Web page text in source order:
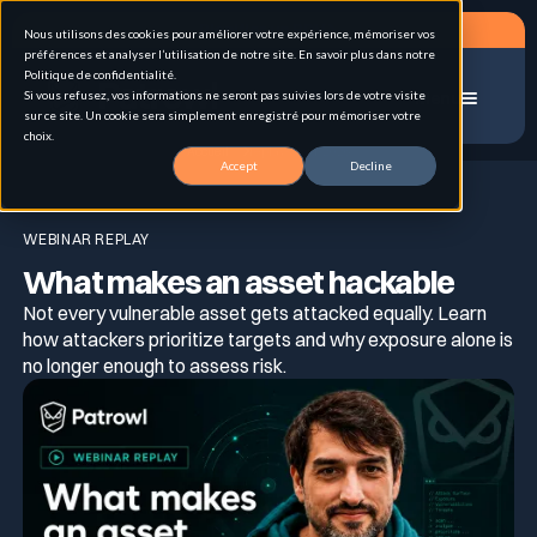
Nous utilisons des cookies pour améliorer votre expérience, mémoriser vos
préférences et analyser l’utilisation de notre site. En savoir plus dans notre
Politique de confidentialité.
Si vous refusez, vos informations ne seront pas suivies lors de votre visite
sur ce site. Un cookie sera simplement enregistré pour mémoriser votre
choix.
Accept Decline
Gestion de la surface d'attaque externe (EASM)
Pentest hybrid automatisé en continu
Cas d'usage
Attack Surface Management
Inventaire & Classification des Actifs
Tests d’intrusion
Pour qui
Personas
Ressources
Planifier un RDV
Menu
Accueil replay-sasig-2026
WEBINAR REPLAY
What makes an asset hackable
Not every vulnerable asset gets attacked equally. Learn
how attackers prioritize targets and why exposure alone is
no longer enough to assess risk.